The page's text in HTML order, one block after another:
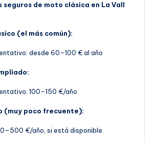
seguros de moto clásica en La Vall
(el más común):
desde 60–100 € al año
100–150 €/año
(muy poco frecuente):
€/año, si está disponible.